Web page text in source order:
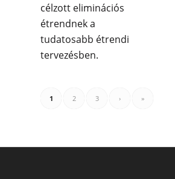
célzott eliminációs
étrendnek a
tudatosabb étrendi
tervezésben.
1 2 3 › »